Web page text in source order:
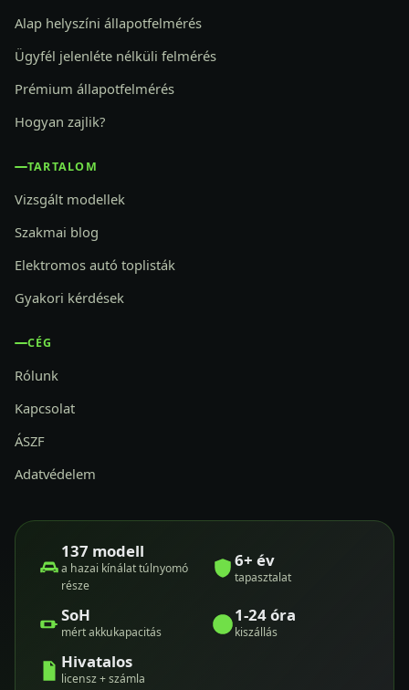
Alap helyszíni állapotfelmérés
Ügyfél jelenléte nélküli felmérés
Prémium állapotfelmérés
Hogyan zajlik?
TARTALOM
Vizsgált modellek
Szakmai blog
Elektromos autó toplisták
Gyakori kérdések
CÉG
Rólunk
Kapcsolat
ÁSZF
Adatvédelem
137 modell
a hazai kínálat túlnyomó
része
6+ év
tapasztalat
SoH
mért akkukapacitás
1-24 óra
kiszállás
Hivatalos
licensz + számla